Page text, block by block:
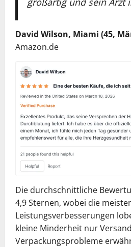
David Wilson, Miami (45,
Amazon.de
Die durchschnittliche
4,9 Sternen, wobei die
Leistungsverbesserungen
kleine Minderheit nur
Verpackungsprobleme